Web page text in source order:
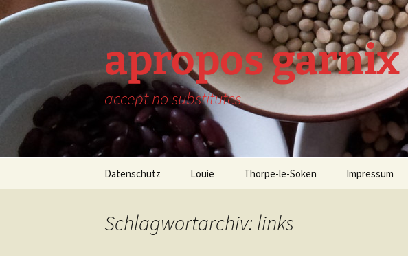
Zum
Inhalt
springen
apropos garnix
accept no substitutes
Datenschutz Louie Thorpe-le-Soken Impressum
Schlagwortarchiv: links